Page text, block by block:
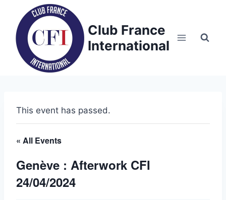
content
Club France
International
This event has passed.
« All Events
Genève : Afterwork CFI
24/04/2024